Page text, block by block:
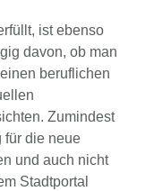
ist ebenso
davon, ob man
beruflichen
Zumindest
für die neue
und auch nicht
Stadtportal